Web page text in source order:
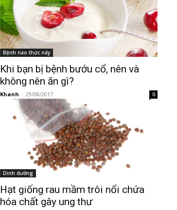
Bệnh nào thức nấy
Khi bạn bị bệnh bướu cổ, nên và
không nên ăn gì?
Khanh - 29/08/2017 0
Dinh dưỡng
Hạt giống rau mầm trôi nổi chứa
hóa chất gây ung thư